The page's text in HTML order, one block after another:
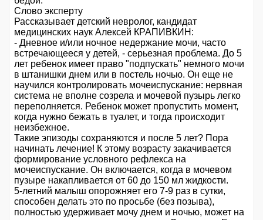
Слово эксперту
Рассказывает детский невролог, кандидат
медицинских наук Алексей КРАПИВКИН:
- Дневное и/или ночное недержание мочи, часто
встречающееся у детей, - серьезная проблема. До 5
лет ребенок имеет право "подпускать" немного мочи
в штанишки днем или в постель ночью. Он еще не
научился контролировать мочеиспускание: нервная
система не вполне созрела и мочевой пузырь легко
переполняется. Ребенок может пропустить момент,
когда нужно бежать в туалет, и тогда происходит
неизбежное.
Такие эпизоды сохраняются и после 5 лет? Пора
начинать лечение! К этому возрасту закачивается
формирование условного рефлекса на
мочеиспускание. Он включается, когда в мочевом
пузыре накапливается от 60 до 150 мл жидкости.
5-летний малыш опорожняет его 7-9 раз в сутки,
способен делать это по просьбе (без позыва),
полностью удерживает мочу днем и ночью, может на